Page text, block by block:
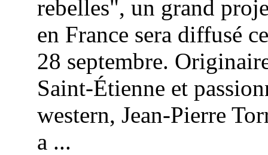
rebelles", un grand
en France sera diffusé
28 septembre.
Saint-Étienne et
western, Jean-Pierre
a ...